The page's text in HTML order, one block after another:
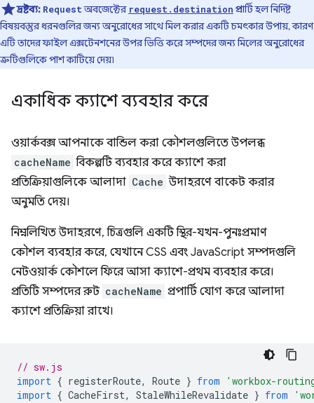
দ্রষ্টব্য: Requestঅবজেক্টের request.destination প্রপার্টি হল নির্দিষ্ট
বিষয়বস্তুর ধরনগুলির জন্য অনুরোধের সাথে মিল করার একটি চমৎকার উপায়, কারণ
এটি তাদের ফাইল এক্সটেনশনের উপর ভিত্তি করে সম্পদের জন্য মিলের অনুরোধের
ত্রুটিগুলিকে পাশ কাটিয়ে দেয়৷
একাধিক ক্যাশে ব্যবহার করে
ওয়ার্কবক্স আপনাকে বান্ডিল করা কৌশলগুলিতে উপলব্ধ
cacheName বিকল্পটি ব্যবহার করে ক্যাশে করা
প্রতিক্রিয়াগুলিকে আলাদা Cache উদাহরণে বাকেট করার
অনুমতি দেয়।
নিম্নলিখিত উদাহরণে, চিত্রগুলি একটি স্থির-যখন-পুনঃপ্রমাণ
কৌশল ব্যবহার করে, যেখানে CSS এবং JavaScript সম্পদগুলি
নেটওয়ার্ক কৌশলে ফিরে আসা ক্যাশে-প্রথম ব্যবহার করে।
প্রতিটি সম্পদের রুট cacheName প্রপার্টি যোগ করে আলাদা
ক্যাশে প্রতিক্রিয়া রাখে।
// sw.js
import { registerRoute, Route } from
'workbox-
import { CacheFirst, StaleWhileRevalidate } from